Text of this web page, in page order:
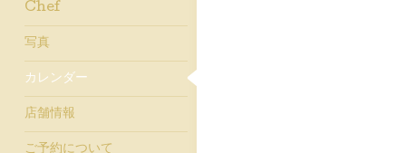
Chef
写真
カレンダー
店舗情報
ご予約について